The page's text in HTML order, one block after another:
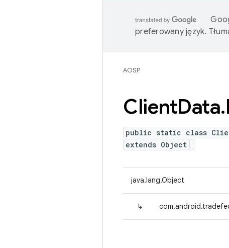
preferowany język.
AOSP
ClientData.
public static class
extends Object
java.lang.Object
↳